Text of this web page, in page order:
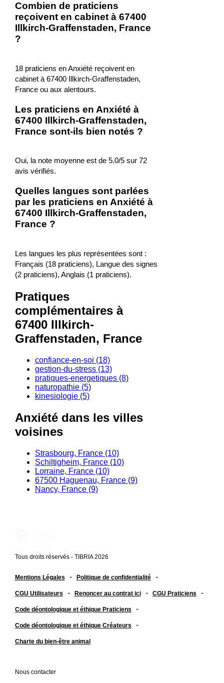
Combien de praticiens
reçoivent en cabinet à 67400
Illkirch-Graffenstaden, France
?
18 praticiens en Anxiété reçoivent en
cabinet à 67400 Illkirch-Graffenstaden,
France ou aux alentours.
Les praticiens en Anxiété à
67400 Illkirch-Graffenstaden,
France sont-ils bien notés ?
Oui, la note moyenne est de 5.0/5 sur 72
avis vérifiés.
Quelles langues sont parlées
par les praticiens en Anxiété à
67400 Illkirch-Graffenstaden,
France ?
Les langues les plus représentées sont :
Français (18 praticiens), Langue des signes
(2 praticiens), Anglais (1 praticiens).
Pratiques
complémentaires à
67400 Illkirch-
Graffenstaden, France
confiance-en-soi (18)
gestion-du-stress (13)
pratiques-energetiques (8)
naturopathie (5)
kinesiologie (5)
Anxiété dans les villes
voisines
Strasbourg, France (10)
Schiltigheim, France (10)
Lorraine, France (10)
67500 Haguenau, France (9)
Nancy, France (9)
Tous droits réservés - TIBRIA 2026
Mentions Légales - Politique de confidentialité -
CGU Utilisateurs - Renoncer au contrat ici - CGU Praticiens -
Code déontologique et éthique Praticiens -
Code déontologique et éthique Créateurs -
Charte du bien-être animal
Nous contacter